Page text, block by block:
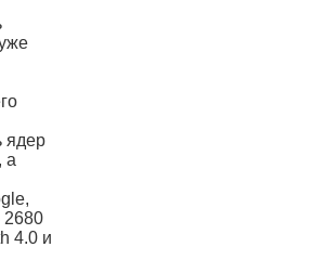
ядер
а
2680
4.0 и